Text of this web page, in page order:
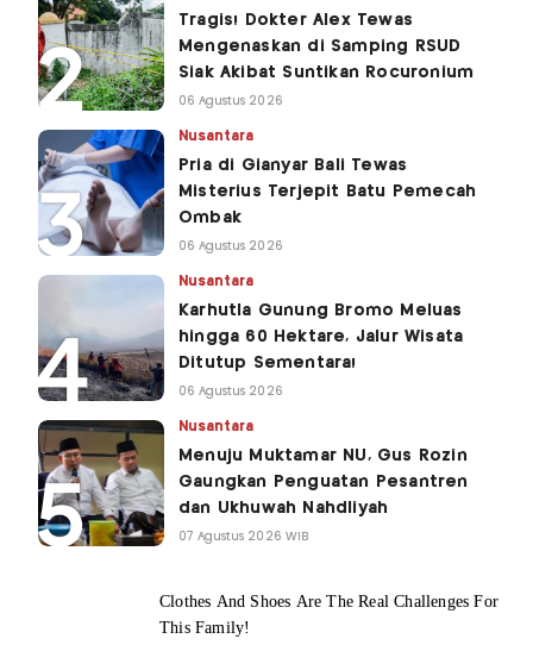
Tragis! Dokter Alex Tewas
Mengenaskan di Samping RSUD
Siak Akibat Suntikan Rocuronium
06 Agustus 2026
Nusantara
Pria di Gianyar Bali Tewas
Misterius Terjepit Batu Pemecah
Ombak
06 Agustus 2026
Nusantara
Karhutla Gunung Bromo Meluas
hingga 60 Hektare, Jalur Wisata
Ditutup Sementara!
06 Agustus 2026
Nusantara
Menuju Muktamar NU, Gus Rozin
Gaungkan Penguatan Pesantren
dan Ukhuwah Nahdliyah
07 Agustus 2026 WIB